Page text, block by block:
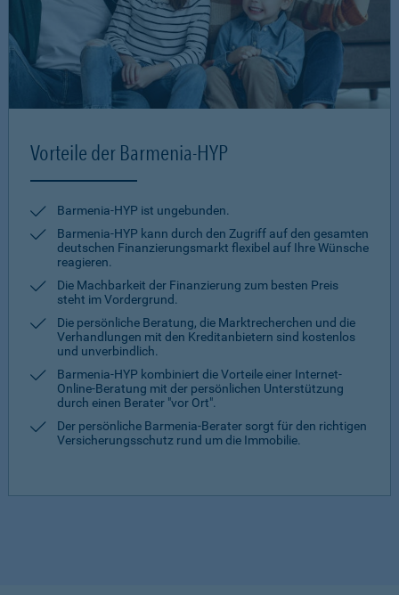
Vorteile der Barmenia-HYP
Barmenia-HYP ist ungebunden.
Barmenia-HYP kann durch den Zugriff auf den gesamten
deutschen Finanzierungsmarkt flexibel auf Ihre Wünsche
reagieren.
Die Machbarkeit der Finanzierung zum besten Preis
steht im Vordergrund.
Die persönliche Beratung, die Marktrecherchen und die
Verhandlungen mit den Kreditanbietern sind kostenlos
und unverbindlich.
Barmenia-HYP kombiniert die Vorteile einer Internet-
Online-Beratung mit der persönlichen Unterstützung
durch einen Berater "vor Ort".
Der persönliche Barmenia-Berater sorgt für den richtigen
Versicherungsschutz rund um die Immobilie.